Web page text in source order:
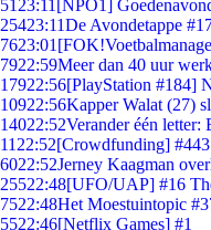
51 23:11 [NPO1]
25423:11De Avondetappe
7623:01
7922:59Meer dan 40 uur
17922:56[PlayStation #184]
10922:56Kapper Walat (27)
14022:52Verander één letter:
11 22:52[Crowdfunding]
6022:52Jerney Kaagman
25522:48[UFO/UAP] #16
7522:48Het Moestuintopic
5522:46[Netflix Games] #1